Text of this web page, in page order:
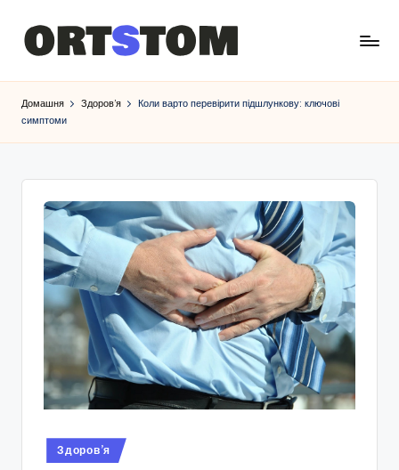
Домашня Здоров’я
Коли варто перевірити підшлункову: ключові
симптоми
Опубліковано
у
Здоров’я